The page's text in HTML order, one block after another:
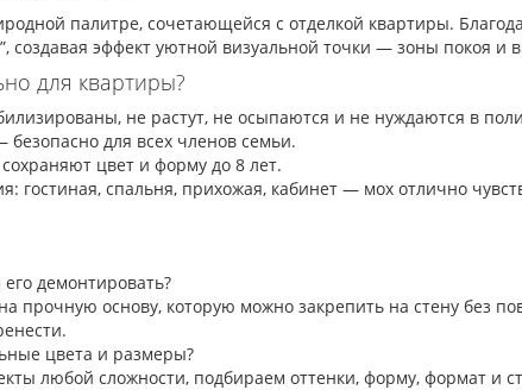
палитре, сочетающейся с отделкой квартиры.
создавая эффект уютной визуальной точки — зоны покоя и
для квартиры?
не растут, не осыпаются и не нуждаются в
для всех членов семьи.
цвет и форму до 8 лет.
гостиная, спальня, прихожая, кабинет — мох отлично
демонтировать?
основу, которую можно закрепить на стену без
цвета и размеры?
любой сложности, подбираем оттенки, форму, формат и